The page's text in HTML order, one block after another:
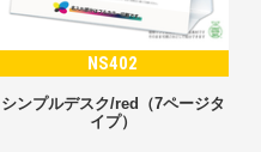
NS402
シンプルデスク/red（7ページタ
イプ）